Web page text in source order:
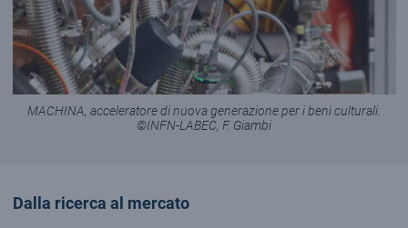
MACHINA, acceleratore di nuova generazione per i beni culturali.
©INFN-LABEC, F. Giambi
Dalla ricerca al mercato